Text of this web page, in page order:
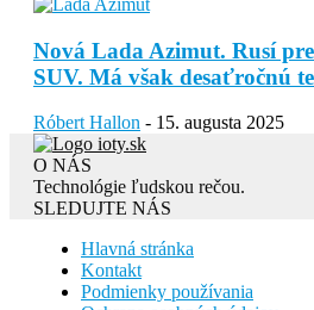
Nová Lada Azimut. Rusí
SUV. Má však desaťročnú
Róbert Hallon - 15. augusta 2025
O NÁS
Technológie ľudskou rečou.
SLEDUJTE NÁS
Hlavná stránka
Kontakt
Podmienky používania